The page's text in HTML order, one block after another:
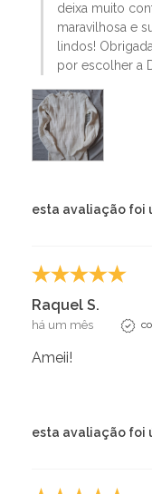
deixa muito
maravilhosa e
lindos!
por escolher a
esta avaliação foi
Raquel S.
há um mês
Ameii!
esta avaliação foi